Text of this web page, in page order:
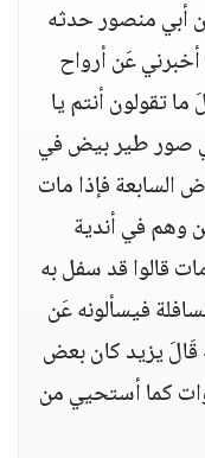
أبي منصور حدثه
عَن أرواح
تقولون أنتم يا
في صور طير بيض في
السابعة فإذا مات
وهم في أندية
قالوا قد سفل به
فيسألونه عَن
قَالَ يزيد كان بعض
كما أستحيي من